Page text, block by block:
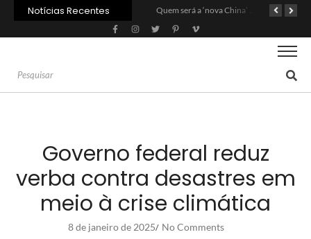
Notícias Recentes Quem será a ‘nova China’ do agro quando o apetite de Pequim acabar?
Governo federal reduz
verba contra desastres em
meio à crise climática
8 de janeiro de 2025/ No Comments